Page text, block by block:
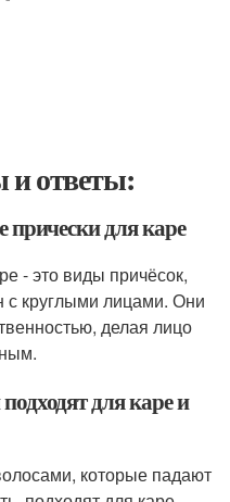
и ответы:
прически для каре
- это виды причёсок,
с круглыми лицами. Они
делая лицо
для каре и
которые падают